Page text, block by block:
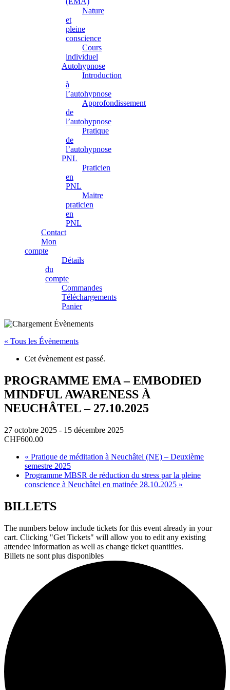
Nature
et
pleine
conscience
Cours
individuel
Autohypnose
Introduction
à
l’autohypnose
Approfondissement
de
l’autohypnose
Pratique
de
l’autohypnose
PNL
Praticien
en
PNL
Maitre
praticien
en
PNL
Contact
Mon
compte
Détails
du
compte
Commandes
Téléchargements
Panier
« Tous les Évènements
Cet évènement est passé.
PROGRAMME EMA – EMBODIED
MINDFUL AWARENESS À
NEUCHÂTEL – 27.10.2025
27 octobre 2025 - 15 décembre 2025
CHF600.00
« Pratique de méditation à Neuchâtel (NE) – Deuxième
semestre 2025
Programme MBSR de réduction du stress par la pleine
conscience à Neuchâtel en matinée 28.10.2025 »
BILLETS
The numbers below include tickets for this event already in your
cart. Clicking "Get Tickets" will allow you to edit any existing
attendee information as well as change ticket quantities.
Billets ne sont plus disponibles